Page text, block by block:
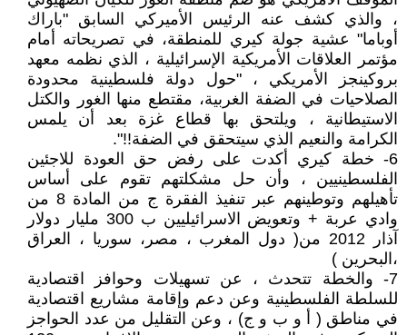
، والذي كشف عنه الرئيس الأميركي السابق "باراك
أوباما" عشية جولة كيري للمنطقة، في تصريحاته أمام
مؤتمر العلاقات الأمريكية الإسرائيلية ، الذي نظمه معهد
بروكينجز الأمريكي ، "حول دولة فلسطينية محدودة
الصلاحيات في الضفة الغربية، مقتطع منها الغور والكتل
الاستيطانية ، ويلتحق بها قطاع غزة بعد أن يلمس
الكرامة والنعيم الذي سيتحقق في الضفة!!".
6- خطة كيري أكدت على رفض حق العودة للاجئين
الفلسطينيين ، وأن حل مشكلتهم تقوم على أساس
تأهيلهم وتوطينهم عبر تنفيذ الفقرة ج من المادة 8 من
وادي عربة + وتعويض الاسرائيليين ب 300 مليار دولار
آذار 2012 من( دول المغرب ، مصر، سوريا ، العراق
،البحرين )
7- والخطة تتحدث ، عن تسهيلات وحوافز اقتصادية
للسلطة الفلسطينية وعن دعم وإقامة مشاريع اقتصادية
في مناطق ( أ و ب و ج) ، وعن التقليل من عدد الحواجز